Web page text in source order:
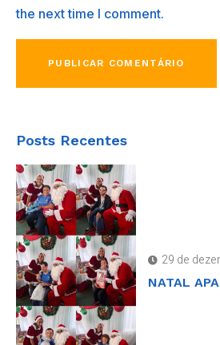
the next time I comment.
Posts Recentes
29 de
NATAL